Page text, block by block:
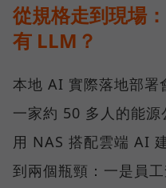
從規格走到現場
有 LLM？
本地 AI 實際落地部署
一家約 50 多人的能
用 NAS 搭配雲端 AI
到兩個瓶頸：一是員